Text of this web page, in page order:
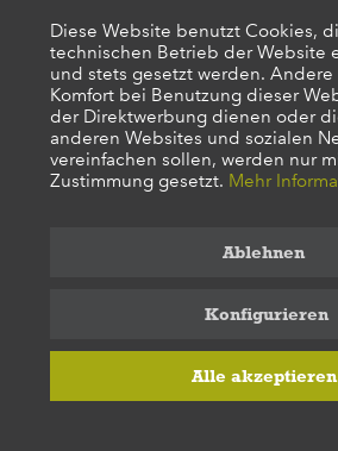
Kehlkopf mit Zunge
Diese Website benutzt Cookies,
technischen Betrieb der Website
und stets gesetzt werden.
Komfort bei Benutzung dieser
der Direktwerbung dienen oder
anderen Websites und sozialen
vereinfachen sollen, werden nur
Zustimmung gesetzt. Mehr
Alle akzeptieren
Konfigurieren
Ablehnen